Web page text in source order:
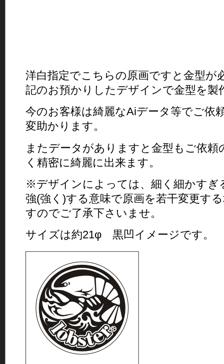
洋白指定でこちらの原画ですと金型が
記のお預かりしたデザインで金型を製
今のお客様は綺麗なAiデータ等でご依
変助かります。
またデータがありますと金型もご依頼
く精密に綺麗に出来ます。
※デザインによっては、細く細かすぎ
強(強く)する意味で原画を若干変更す
すのでご了承下さいませ。
サイズは約21φ 黒凹イメージです。